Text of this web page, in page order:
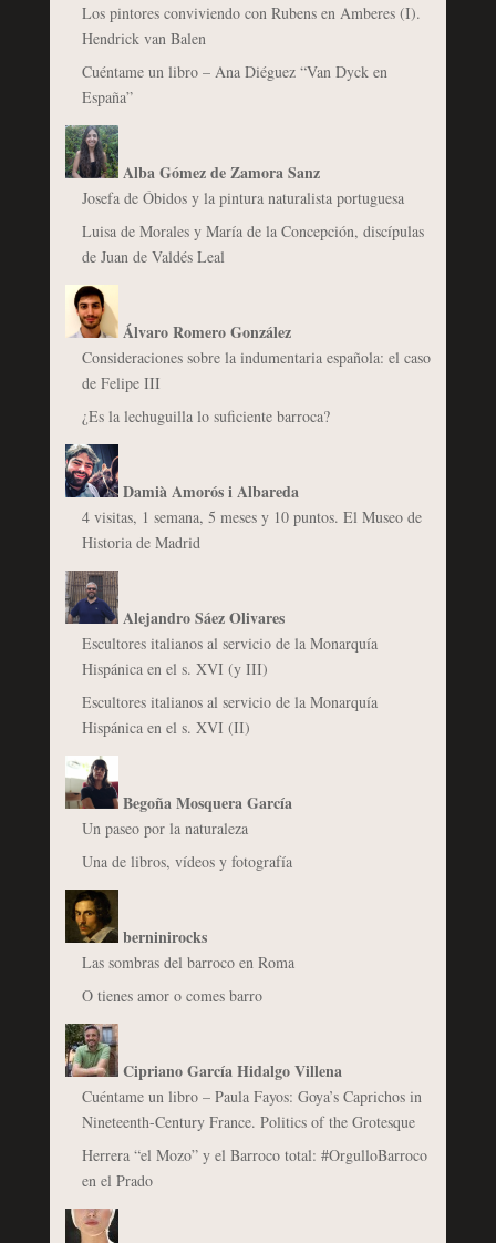
Los pintores conviviendo con Rubens en Amberes (I).
Hendrick van Balen
Cuéntame un libro – Ana Diéguez “Van Dyck en
España”
Alba Gómez de Zamora Sanz
Josefa de Óbidos y la pintura naturalista portuguesa
Luisa de Morales y María de la Concepción, discípulas
de Juan de Valdés Leal
Álvaro Romero González
Consideraciones sobre la indumentaria española: el caso
de Felipe III
¿Es la lechuguilla lo suficiente barroca?
Damià Amorós i Albareda
4 visitas, 1 semana, 5 meses y 10 puntos. El Museo de
Historia de Madrid
Alejandro Sáez Olivares
Escultores italianos al servicio de la Monarquía
Hispánica en el s. XVI (y III)
Escultores italianos al servicio de la Monarquía
Hispánica en el s. XVI (II)
Begoña Mosquera García
Un paseo por la naturaleza
Una de libros, vídeos y fotografía
berninirocks
Las sombras del barroco en Roma
O tienes amor o comes barro
Cipriano García Hidalgo Villena
Cuéntame un libro – Paula Fayos: Goya’s Caprichos in
Nineteenth-Century France. Politics of the Grotesque
Herrera “el Mozo” y el Barroco total: #OrgulloBarroco
en el Prado